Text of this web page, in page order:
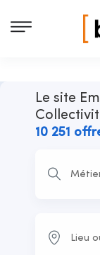
Le site
10 251